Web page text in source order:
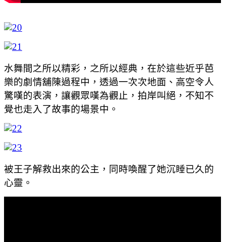
水舞間之所以精彩，之所以經典，在於這些近乎芭
樂的劇情舖陳過程中，透過一次次地面、高空令人
驚嘆的表演，讓觀眾嘆為觀止，拍岸叫絕，不知不
覺也走入了故事的場景中。
被王子解救出來的公主，同時喚醒了她沉睡已久的
心靈。